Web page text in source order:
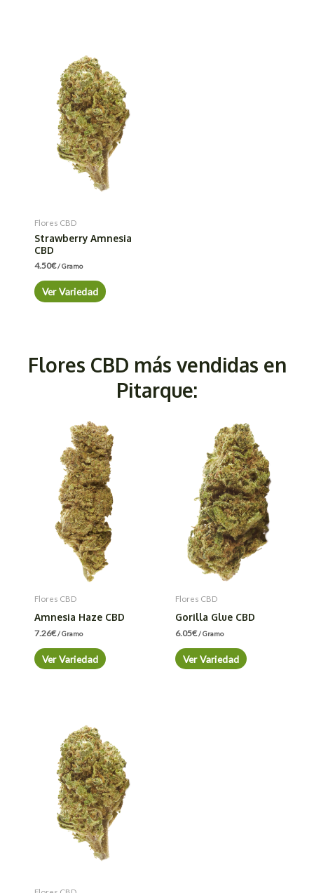
Flores CBD
Strawberry Amnesia
CBD
4.50€/ Gramo
Ver Variedad
Flores CBD más vendidas en
Pitarque:
Flores CBD
Amnesia Haze CBD
7.26€/ Gramo
Ver Variedad
Flores CBD
Gorilla Glue CBD
6.05€/ Gramo
Ver Variedad